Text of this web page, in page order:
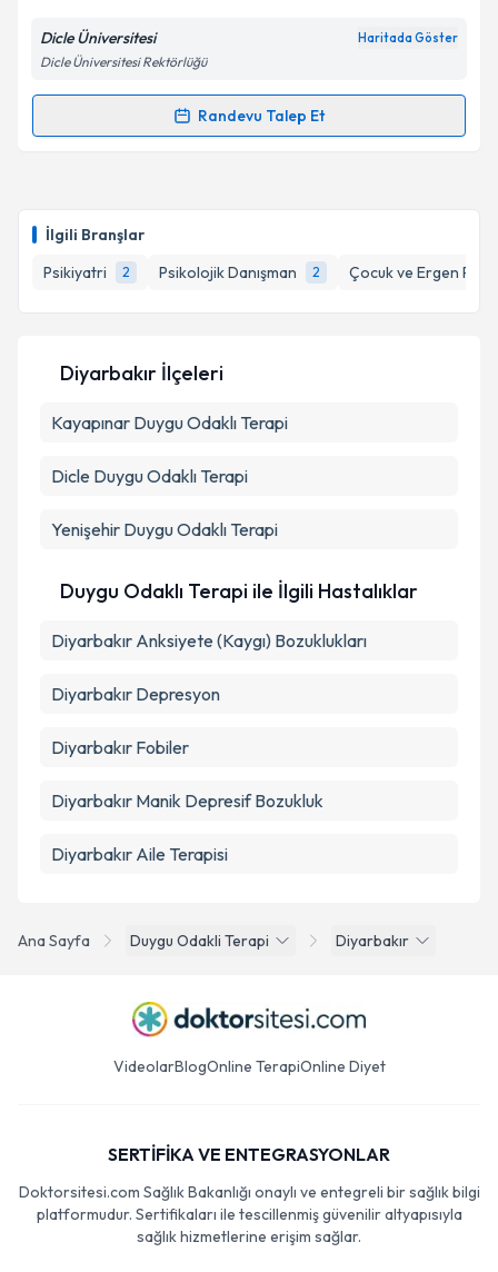
İlgili Branşlar
Psikiyatri
2 Psikolojik Danışman 2 Çocuk ve Ergen
E-posta Adresiniz
Kişisel verilerimin işlenmesine ilişkinAydınlatma
Dicle Üniversitesi Haritada Göster
Dicle Üniversitesi Rektörlüğü
Randevu Talep Et
Randevu Takvimi Talebi
için bir takvim hazırlandığında e-posta ile
bilgilendireceğiz.
E-posta Adresiniz
Kişisel verilerimin işlenmesine ilişkin
kapsamda işlenmesini kabul ediyorum.
Takvim Talebini Gönder
Ana Sayfa Duygu Odakli Terapi Diyarbakır
Diyarbakır İlçeleri
Kayapınar Duygu Odaklı Terapi
Dicle Duygu Odaklı Terapi
Yenişehir Duygu Odaklı Terapi
Duygu Odaklı Terapi ile İlgili Hastalıklar
Diyarbakır Anksiyete (Kaygı) Bozuklukları
Diyarbakır Depresyon
Diyarbakır Fobiler
Diyarbakır Manik Depresif Bozukluk
Diyarbakır Aile Terapisi
VideolarBlogOnline TerapiOnline Diyet
SERTİFİKA VE ENTEGRASYONLAR
Doktorsitesi.com Sağlık Bakanlığı onaylı ve entegreli bir sağlık bilgi
platformudur. Sertifikaları ile tescillenmiş güvenilir altyapısıyla
sağlık hizmetlerine erişim sağlar.